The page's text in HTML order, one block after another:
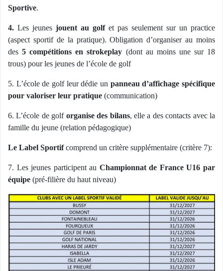
Sportive.
4. Les jeunes jouent au golfet pas seulement sur un practice
(aspect sportif de la pratique). Obligation d’organiser au moins
des5 compétitions en strokeplay (dont au moins une sur 18
trous) pour les jeunes de l’école de golf
5. L’école de golf leur dédie un panneau d’affichage spécifique
pour valoriser leur pratique (communication)
6. L’école de golf organise des bilans, elle a des contacts avec la
famille du jeune (relation pédagogique)
Le Label Sportifcomprend un critère supplémentaire (critère 7):
7. Les jeunes participent au Championnat de France U16 par
équipe (pré-filière du haut niveau)